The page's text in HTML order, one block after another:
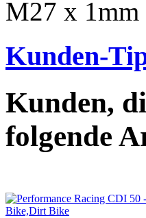
M27 x
Kunden-
Kunden,
folgende